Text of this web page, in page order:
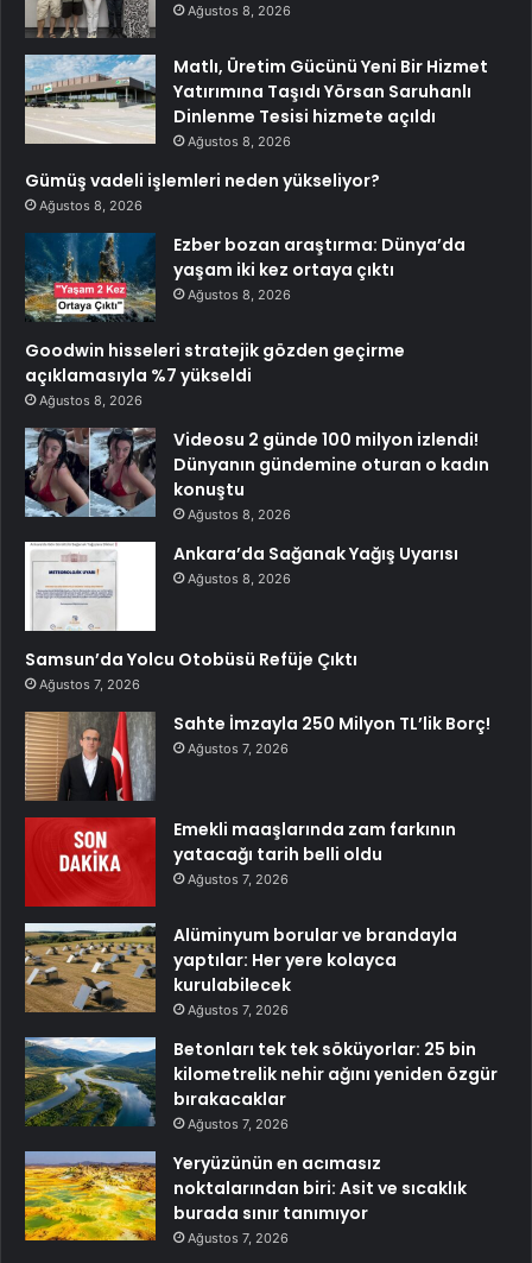
Ağustos 8, 2026
Matlı, Üretim Gücünü Yeni Bir Hizmet
Yatırımına Taşıdı Yörsan Saruhanlı
Dinlenme Tesisi hizmete açıldı
Ağustos 8, 2026
Gümüş vadeli işlemleri neden yükseliyor?
Ağustos 8, 2026
Ezber bozan araştırma: Dünya’da
yaşam iki kez ortaya çıktı
Ağustos 8, 2026
Goodwin hisseleri stratejik gözden geçirme
açıklamasıyla %7 yükseldi
Ağustos 8, 2026
Videosu 2 günde 100 milyon izlendi!
Dünyanın gündemine oturan o kadın
konuştu
Ağustos 8, 2026
Ankara’da Sağanak Yağış Uyarısı
Ağustos 8, 2026
Samsun’da Yolcu Otobüsü Refüje Çıktı
Ağustos 7, 2026
Sahte İmzayla 250 Milyon TL’lik Borç!
Ağustos 7, 2026
Emekli maaşlarında zam farkının
yatacağı tarih belli oldu
Ağustos 7, 2026
Alüminyum borular ve brandayla
yaptılar: Her yere kolayca
kurulabilecek
Ağustos 7, 2026
Betonları tek tek söküyorlar: 25 bin
kilometrelik nehir ağını yeniden özgür
bırakacaklar
Ağustos 7, 2026
Yeryüzünün en acımasız
noktalarından biri: Asit ve sıcaklık
burada sınır tanımıyor
Ağustos 7, 2026